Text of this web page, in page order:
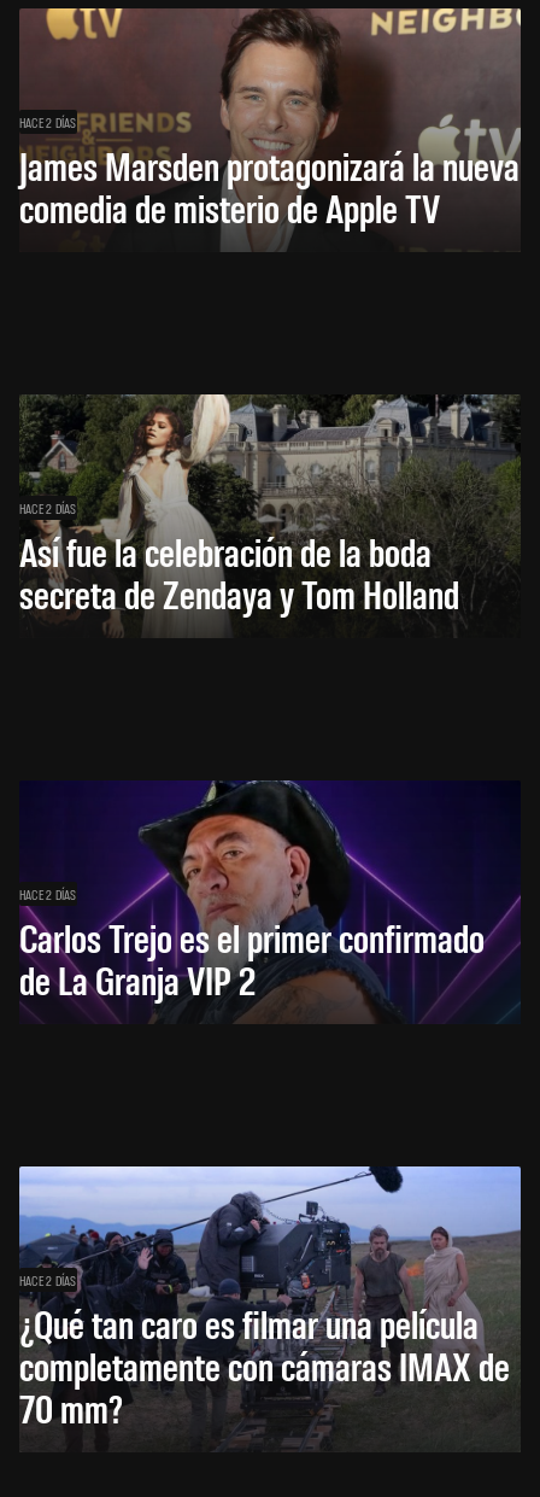
HACE 2 DÍAS
James Marsden protagonizará la nueva
comedia de misterio de Apple TV
HACE 2 DÍAS
Así fue la celebración de la boda
secreta de Zendaya y Tom Holland
HACE 2 DÍAS
Carlos Trejo es el primer confirmado
de La Granja VIP 2
HACE 2 DÍAS
¿Qué tan caro es filmar una película
completamente con cámaras IMAX de
70 mm?